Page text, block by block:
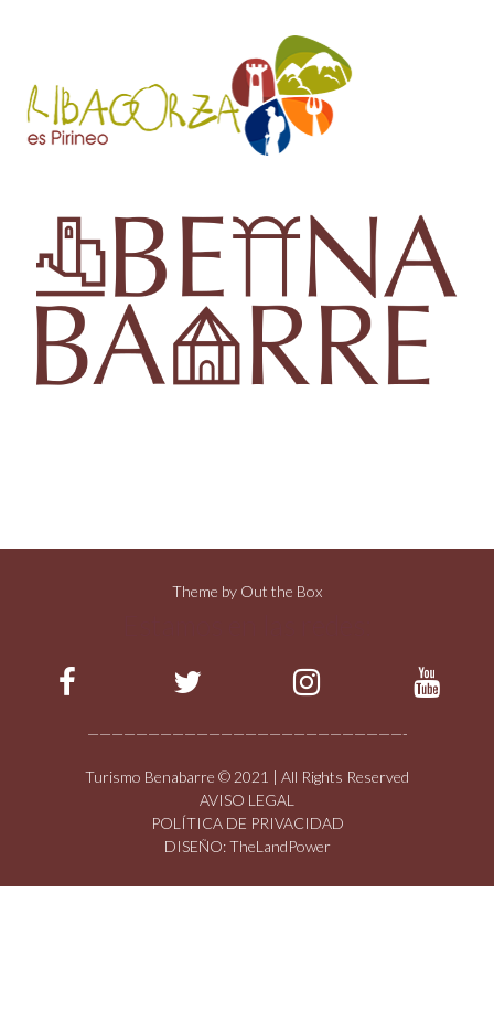
Theme by Out the Box
——————————————————————————-
Turismo Benabarre © 2021 | All Rights Reserved
AVISO LEGAL
POLÍTICA DE PRIVACIDAD
DISEÑO: TheLandPower